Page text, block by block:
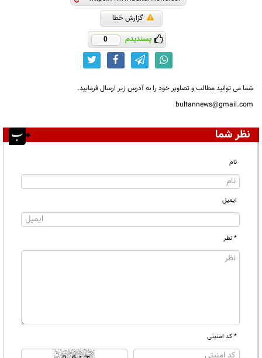
گزارش خطا
پسندیدم 0
شما می توانید مطالب و تصاویر خود را به آدرس زیر ارسال فرمایید.
bultannews@gmail.com
نظر شما
نام
ایمیل
* نظر
* کد امنیتی